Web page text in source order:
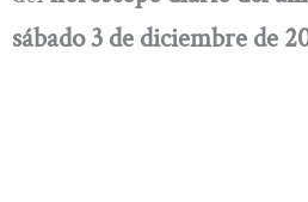
sábado 3 de diciembre de